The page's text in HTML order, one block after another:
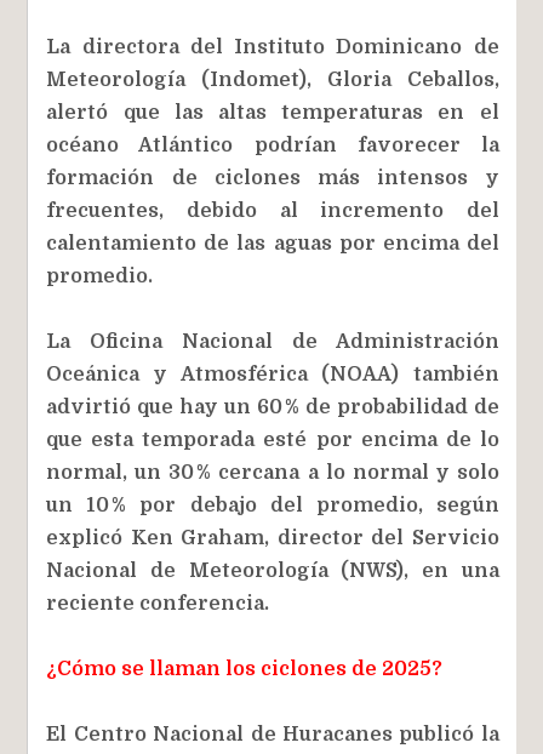
La directora del Instituto Dominicano de
Meteorología (Indomet), Gloria Ceballos,
alertó que las altas temperaturas en el
océano Atlántico podrían favorecer la
formación de ciclones más intensos y
frecuentes, debido al incremento del
calentamiento de las aguas por encima del
promedio.
La Oficina Nacional de Administración
Oceánica y Atmosférica (NOAA) también
advirtió que hay un 60 % de probabilidad de
que esta temporada esté por encima de lo
normal, un 30 % cercana a lo normal y solo
un 10 % por debajo del promedio, según
explicó Ken Graham, director del Servicio
Nacional de Meteorología (NWS), en una
reciente conferencia.
¿Cómo se llaman los ciclones de 2025?
El Centro Nacional de Huracanes publicó la